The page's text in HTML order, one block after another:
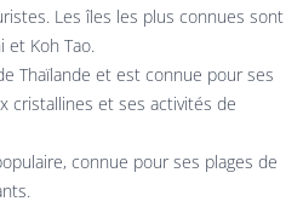
Les îles les plus connues sont
et Koh Tao.
Thaïlande et est connue pour ses
cristallines et ses activités de
connue pour ses plages de